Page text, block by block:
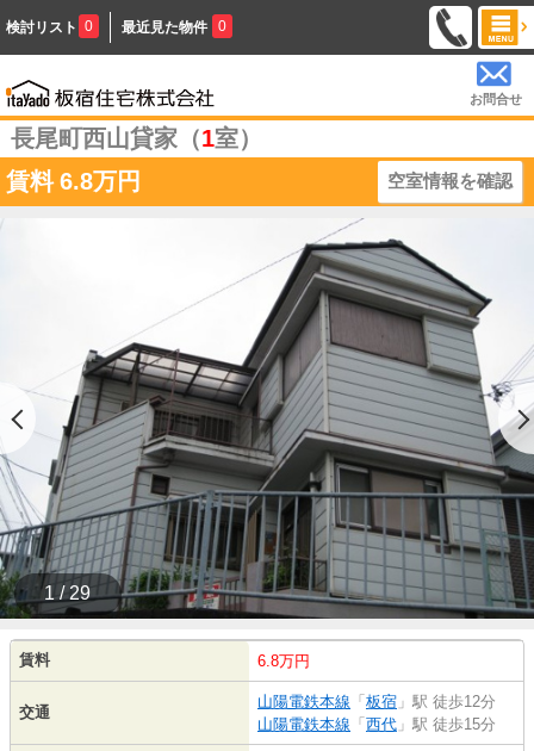
検討リスト 0 最近見た物件 0
お問合せ
長尾町西山貸家（1室）
賃料 6.8万円 空室情報を確認
1 / 29
賃料 6.8万円
交通
山陽電鉄本線 「 板宿 」駅 徒歩12分
山陽電鉄本線 「 西代 」駅 徒歩15分